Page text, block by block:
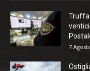
Truffa
7